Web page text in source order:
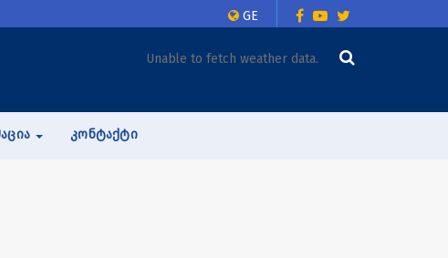
GE
Unable to fetch weather data.
ᲙᲝᲜᲢᲐᲥᲢᲘ